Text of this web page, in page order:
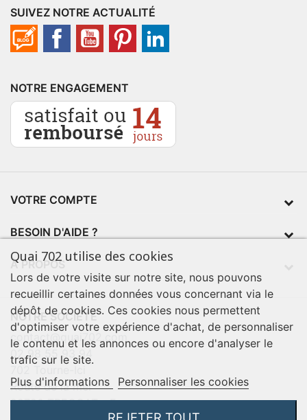
SUIVEZ NOTRE ACTUALITÉ
NOTRE ENGAGEMENT
VOTRE COMPTE
BESOIN D'AIDE ?
À PROPOS
NOTRE SOCIÉTÉ
contact@quai702.com
02 98 55 93 94
Route de la mer
29720 TREOGAT - France
Quai 702 utilise des cookies
Lors de votre visite sur notre site, nous pouvons
recueillir certaines données vous concernant via le
dépôt de cookies. Ces cookies nous permettent
d'optimiser votre expérience d'achat, de personnaliser
le contenu et les annonces ou encore d'analyser le
trafic sur le site.
Plus d'informations
Personnaliser les cookies
REJETER TOUT